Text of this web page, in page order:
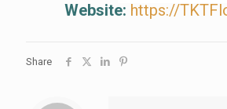
Website: https://
Share